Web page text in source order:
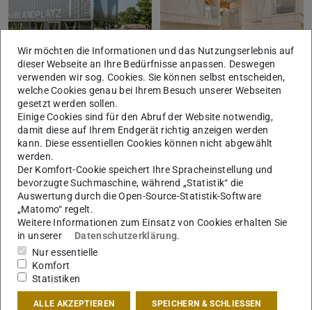
FounderLab Würzburg. Foto:
Katrin Heyer
FounderLab Würzburg. Foto:
FounderLab Würzburg. Foto:
Katrin Heyer
Katrin Heyer
Wir möchten die Informationen und das Nutzungserlebnis auf
dieser Webseite an Ihre Bedürfnisse anpassen. Deswegen
verwenden wir sog. Cookies. Sie können selbst entscheiden,
welche Cookies genau bei Ihrem Besuch unserer Webseiten
gesetzt werden sollen.
Einige Cookies sind für den Abruf der Website notwendig,
damit diese auf Ihrem Endgerät richtig anzeigen werden
kann. Diese essentiellen Cookies können nicht abgewählt
werden.
Der Komfort-Cookie speichert Ihre Spracheinstellung und
bevorzugte Suchmaschine, während „Statistik“ die
Auswertung durch die Open-Source-Statistik-Software
„Matomo“ regelt.
Weitere Informationen zum Einsatz von Cookies erhalten Sie
in unserer
Datenschutzerklärung.
Nur essentielle
Komfort
Statistiken
ALLE AKZEPTIEREN SPEICHERN & SCHLIESSEN